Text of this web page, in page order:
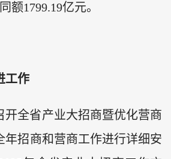
额1799.19亿元。
工作
开全省产业大招商暨优化营商
年招商和营商工作进行详细安